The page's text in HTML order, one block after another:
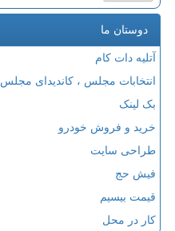
دوستان ما
آتلیه دات کام
انتخابات مجلس ، کاندیدای مجلس
بک لینک
خرید و فروش خودرو
طراحی سایت
فیش حج
قیمت بیسیم
کار در محل